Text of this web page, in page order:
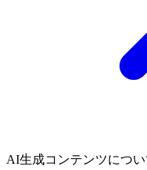
AI生成コンテンツについ